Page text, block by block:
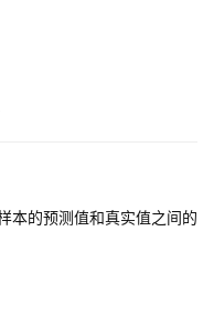
本的预测值和真实值之间的